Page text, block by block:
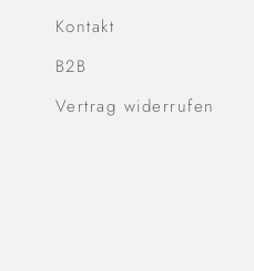
Kontakt
B2B
Vertrag widerrufen